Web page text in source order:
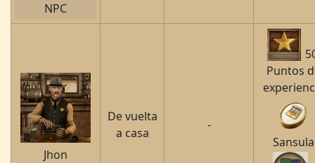
NPC
Jhon
De vuelta
a casa
-
Puntos
Sansula